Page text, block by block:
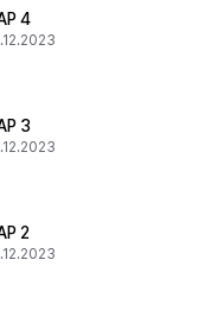
4
3
2